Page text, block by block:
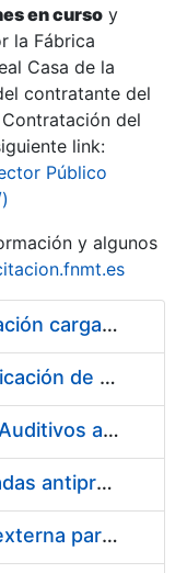
en curso y
la Fábrica
Casa de la
contratante del
del
link:
Público
y algunos
Pliego condiciones optimización cargas compras firmado
Acuerdo marco para la fabricación de piezas
Suministro de Protectores Auditivos a medida para las personas trabajadoras de los Centros de Trabajo de Madrid y Burgos
Suministro de gafas graduadas antiproyecciones para los trabajadores de la FNMT-RCM en los centros de trabajo de Madrid y Burgos
Servicios de una empresa externa para el asesoramiento y resolución de los recursos de alzada que se presentan relacionados con procesos de selección para la FNMT-RCM